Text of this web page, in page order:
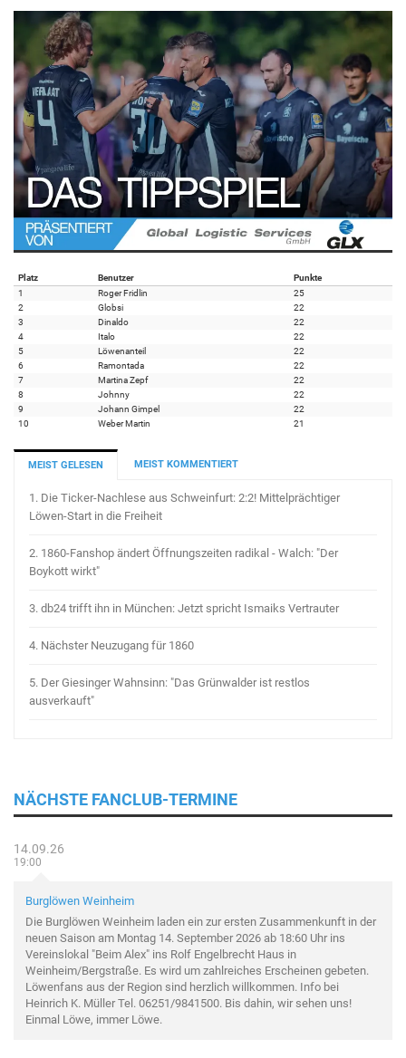
Platz Benutzer
Punkte
1
Roger Fridlin
25
2
Globsi
22
3
Dinaldo
22
4
Italo
22
5
Löwenanteil
22
6
Ramontada
22
7
Martina Zepf
22
8
Johnny
22
9
Johann Gimpel
22
10
Weber Martin 21
MEIST GELESEN MEIST KOMMENTIERT
1. Die Ticker-Nachlese aus Schweinfurt: 2:2! Mittelprächtiger
Löwen-Start in die Freiheit
2. 1860-Fanshop ändert Öffnungszeiten radikal - Walch: "Der
Boykott wirkt"
3. db24 trifft ihn in München: Jetzt spricht Ismaiks Vertrauter
4. Nächster Neuzugang für 1860
5. Der Giesinger Wahnsinn: "Das Grünwalder ist restlos
ausverkauft"
NÄCHSTE FANCLUB-TERMINE
14.09.26
19:00
Burglöwen Weinheim
Die Burglöwen Weinheim laden ein zur ersten Zusammenkunft in der
neuen Saison am Montag 14. September 2026 ab 18:60 Uhr ins
Vereinslokal "Beim Alex" ins Rolf Engelbrecht Haus in
Weinheim/Bergstraße. Es wird um zahlreiches Erscheinen gebeten.
Löwenfans aus der Region sind herzlich willkommen. Info bei
Heinrich K. Müller Tel. 06251/9841500. Bis dahin, wir sehen uns!
Einmal Löwe, immer Löwe.